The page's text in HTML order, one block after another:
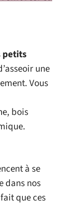
petits
une
Vous
bois
à se
dans nos
que ces